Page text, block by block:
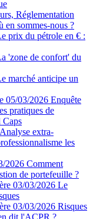
Réglementation
en sommes-nous ?
prix du pétrole en € :
'zone de confort' du
marché anticipe un
05/03/2026 Enquête
pratiques de
extra-
les
2026 Comment
de portefeuille ?
03/03/2026 Le
03/03/2026 Risques
dit l'ACPR ?